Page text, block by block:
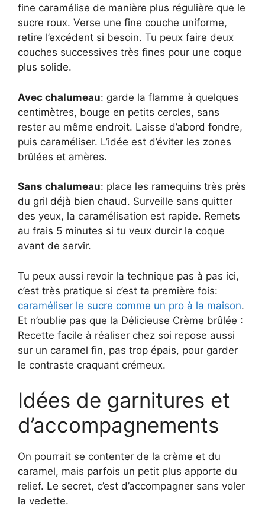
fine caramélise de manière plus régulière que le
sucre roux. Verse une fine couche uniforme,
retire l’excédent si besoin. Tu peux faire deux
couches successives très fines pour une coque
plus solide.
Avec chalumeau: garde la flamme à quelques
centimètres, bouge en petits cercles, sans
rester au même endroit. Laisse d’abord fondre,
puis caraméliser. L’idée est d’éviter les zones
brûlées et amères.
Sans chalumeau: place les ramequins très près
du gril déjà bien chaud. Surveille sans quitter
des yeux, la caramélisation est rapide. Remets
au frais 5 minutes si tu veux durcir la coque
avant de servir.
Tu peux aussi revoir la technique pas à pas ici,
c’est très pratique si c’est ta première fois:
caraméliser le sucre comme un pro à la maison.
Et n’oublie pas que la Délicieuse Crème brûlée :
Recette facile à réaliser chez soi repose aussi
sur un caramel fin, pas trop épais, pour garder
le contraste craquant crémeux.
Idées de garnitures et
d’accompagnements
On pourrait se contenter de la crème et du
caramel, mais parfois un petit plus apporte du
relief. Le secret, c’est d’accompagner sans voler
la vedette.